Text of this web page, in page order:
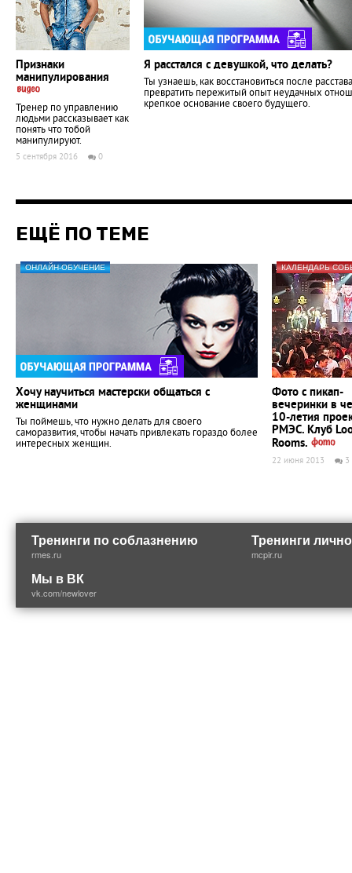
Признаки
манипулирования
Тренер по управлению
людьми рассказывает как
понять что тобой
манипулируют.
5 сентября 2016 0
Я расстался с девушкой, что делать?
Ты узнаешь, как восстановиться после
превратить пережитый опыт неудачных
крепкое основание своего будущего.
ЕЩЁ ПО ТЕМЕ
ОНЛАЙН-ОБУЧЕНИЕ
Хочу научиться мастерски общаться с
женщинами
Ты поймешь, что нужно делать для своего
саморазвития, чтобы начать привлекать гораздо более
интересных женщин.
КАЛЕНДАРЬ
Фото с пикап-
вечеринки в
10-летия
РМЭС. Клуб
Rooms.
22 июня 2013 3
Тренинги по соблазнению
rmes.ru
Тренинги
mcpir.ru
Мы в ВК
vk.com/newlover